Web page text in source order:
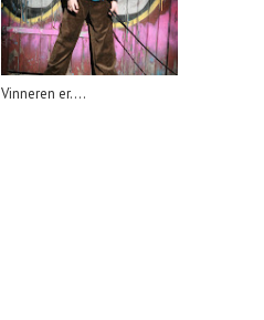
Vinneren er....